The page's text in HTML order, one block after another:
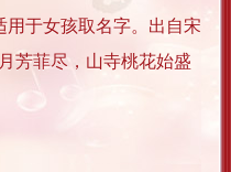
于女孩取名字。出自宋
芳菲尽，山寺桃花始盛